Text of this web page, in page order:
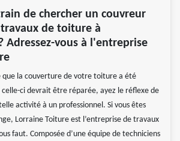
de chercher un couvreur
de toiture à
Adressez-vous à l'entreprise
que la couverture de votre toiture a été
ci devrait être réparée, ayez le réflexe de
activité à un professionnel. Si vous êtes
Lorraine Toiture est l’entreprise de travaux
faut. Composée d’une équipe de techniciens